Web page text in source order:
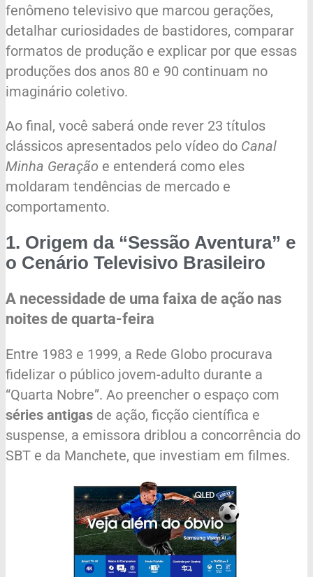
fenômeno televisivo que marcou gerações,
detalhar curiosidades de bastidores, comparar
formatos de produção e explicar por que essas
produções dos anos 80 e 90 continuam no
imaginário coletivo.
Ao final, você saberá onde rever 23 títulos
clássicos apresentados pelo vídeo do Canal
Minha Geração e entenderá como eles
moldaram tendências de mercado e
comportamento.
1. Origem da “Sessão Aventura” e
o Cenário Televisivo Brasileiro
A necessidade de uma faixa de ação nas
noites de quarta-feira
Entre 1983 e 1999, a Rede Globo procurava
fidelizar o público jovem-adulto durante a
“Quarta Nobre”. Ao preencher o espaço com
séries antigas de ação, ficção científica e
suspense, a emissora driblou a concorrência do
SBT e da Manchete, que investiam em filmes.